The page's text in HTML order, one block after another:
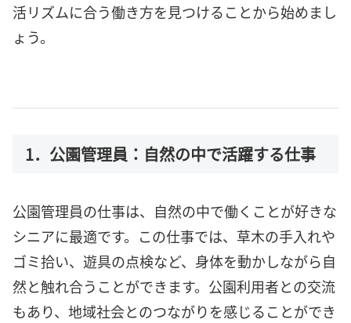
活リズムに合う働き方を見つけることから始めまし
ょう。
1．公園管理員：自然の中で活躍する仕事
公園管理員の仕事は、自然の中で働くことが好きな
シニアに最適です。この仕事では、草木の手入れや
ゴミ拾い、遊具の点検など、身体を動かしながら自
然と触れ合うことができます。公園利用者との交流
もあり、地域社会とのつながりを感じることができ